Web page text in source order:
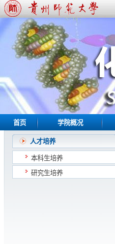
首页 学院概况
人才培养
本科生培养
研究生培养